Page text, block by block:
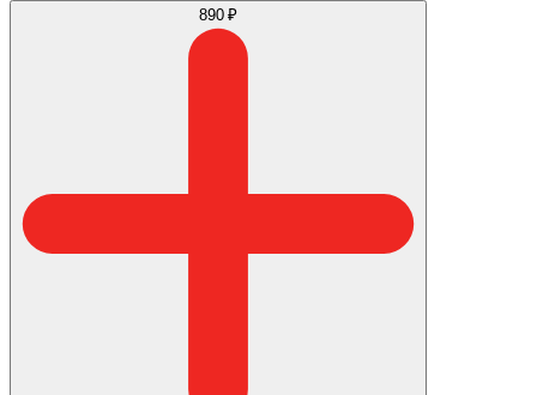
890 ₽